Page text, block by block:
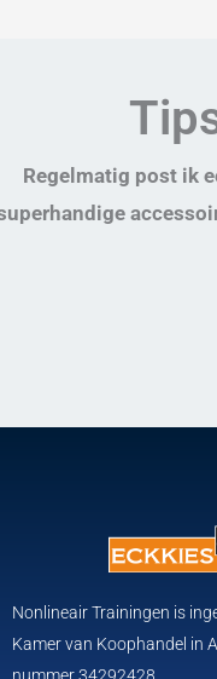
Regelmatig post ik
Nonlineair Trainingen is
Kamer van Koophandel in